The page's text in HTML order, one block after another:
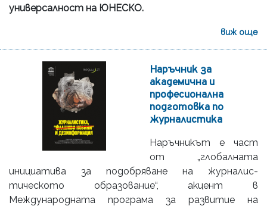
универсалност на ЮНЕСКО.
виж още
Наръчник за
академична и
професионална
подготовка по
журналистика
Наръчникът е част
от „глобалната
инициатива за подобряване на журналис­
тическото образование“, акцент в
Международната програма за раз­витие на